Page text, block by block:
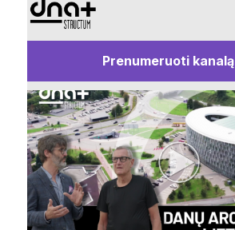
Prenumeruoti kanalą